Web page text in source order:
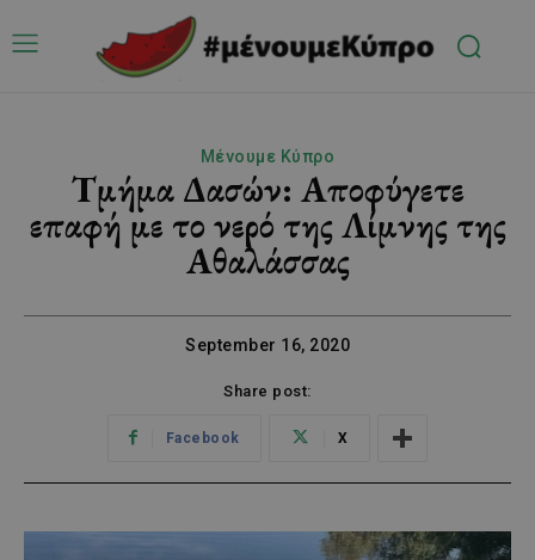
Μένουμε Κύπρο
Τμήμα Δασών: Αποφύγετε
επαφή με το νερό της Λίμνης της
Αθαλάσσας
September 16, 2020
Share post:
Facebook X